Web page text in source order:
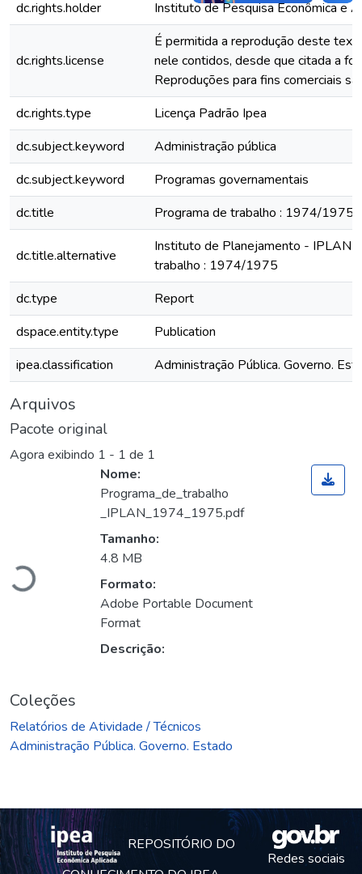
dc.rights.holder
Instituto de Pesquisa Econômica e
dc.rights.license
É permitida a reprodução deste
nele contidos, desde que citada a
Reproduções para fins comerciais
dc.rights.type
Licença Padrão Ipea
dc.subject.keyword
Administração pública
dc.subject.keyword
Programas governamentais
dc.title
Programa de trabalho : 1974/1975
dc.title.alternative
Instituto de Planejamento - IPLAN :
trabalho : 1974/1975
dc.type
Report
dspace.entity.type
Publication
ipea.classification
Administração Pública. Governo.
Arquivos
Pacote original
Agora exibindo 1 - 1 de 1
Carregando...
Nome:
Programa_de_trabalho
_IPLAN_1974_1975.pdf
Tamanho:
4.8 MB
Formato:
Adobe Portable Document
Format
Descrição:
Coleções
Relatórios de Atividade / Técnicos
Administração Pública. Governo. Estado
REPOSITÓRIO DO
Redes sociais